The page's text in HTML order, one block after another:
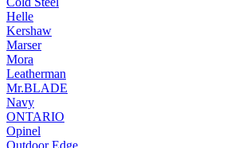
Helle
Kershaw
Marser
Mora
Leatherman
Mr.BLADE
Navy
ONTARIO
Opinel
Outdoor Edge